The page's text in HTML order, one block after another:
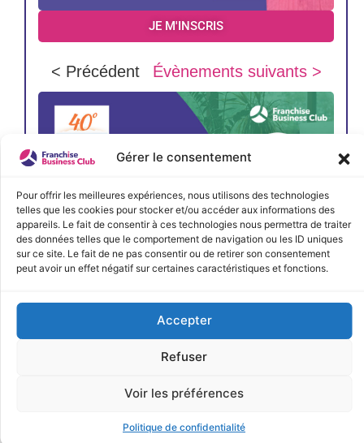
Gérer le consentement
Pour offrir les meilleures expériences, nous utilisons des technologies
telles que les cookies pour stocker et/ou accéder aux informations des
appareils. Le fait de consentir à ces technologies nous permettra de traiter
des données telles que le comportement de navigation ou les ID uniques
sur ce site. Le fait de ne pas consentir ou de retirer son consentement
peut avoir un effet négatif sur certaines caractéristiques et fonctions.
Accepter
Refuser
Voir les préférences
Politique de confidentialité
JE M'INSCRIS
< Précédent Évènements suivants >
JE M'INSCRIS